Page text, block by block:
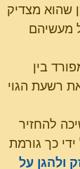
שהוא מצדיק
מעשיהם
בין
רשעת הגוי
להחזיר
כך גורמת
ולהגן על